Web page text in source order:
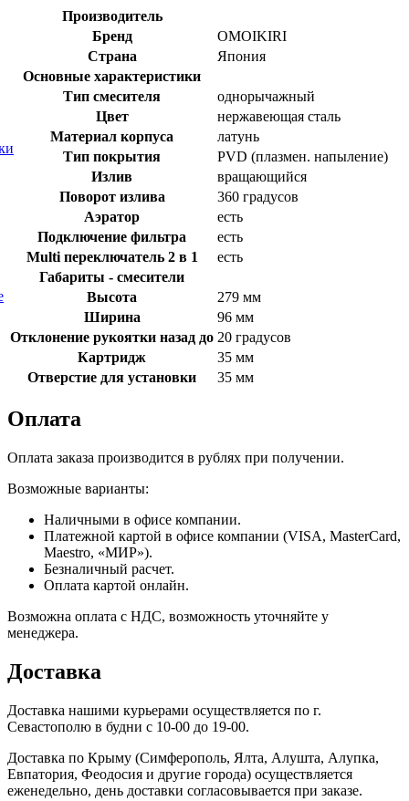
Производитель
Бренд
OMOIKIRI
Страна
Япония
Основные характеристики
Тип смесителя
однорычажный
Цвет
нержавеющая сталь
Материал корпуса
латунь
Тип покрытия
PVD (плазмен. напыление)
Излив
вращающийся
Поворот излива
360 градусов
Аэратор
есть
Подключение фильтра
есть
Multi переключатель 2 в 1
есть
Габариты - смесители
Высота
279 мм
Ширина
96 мм
Отклонение рукоятки назад до 20 градусов
Картридж
35 мм
Отверстие для установки
35 мм
Оплата
Оплата заказа производится в рублях при получении.
Возможные варианты:
Наличными в офисе компании.
Платежной картой в офисе компании (VISA, MasterCard,
Maestro, «МИР»).
Безналичный расчет.
Оплата картой онлайн.
Возможна оплата с НДС, возможность уточняйте у
менеджера.
Доставка
Доставка нашими курьерами осуществляется по г.
Севастополю в будни с 10-00 до 19-00.
Доставка по Крыму (Симферополь, Ялта, Алушта, Алупка,
Евпатория, Феодосия и другие города) осуществляется
еженедельно, день доставки согласовывается при заказе.